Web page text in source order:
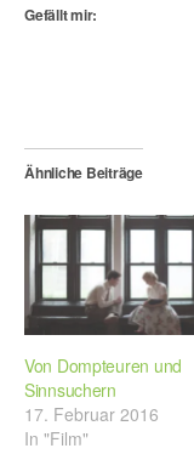
Gefällt mir:
Ähnliche Beiträge
Von Dompteuren und
Sinnsuchern
17. Februar 2016
In "Film"